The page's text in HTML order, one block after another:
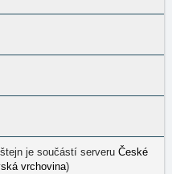
je součástí serveru České
vrchovina)